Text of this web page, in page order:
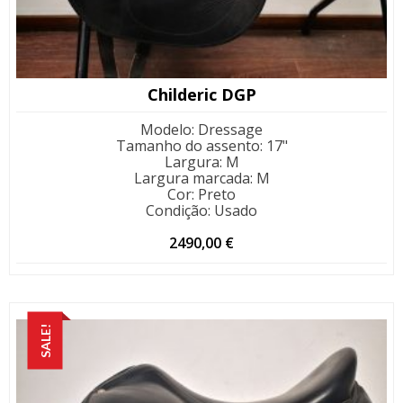
Childeric DGP
Modelo: Dressage
Tamanho do assento: 17"
Largura: M
Largura marcada: M
Cor: Preto
Condição: Usado
2490,00 €
SALE!